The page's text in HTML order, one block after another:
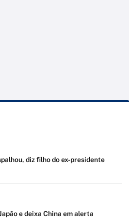
diz filho do ex-presidente
e deixa China em alerta